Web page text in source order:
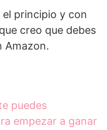
principio y con
creo que debes
Amazon.
puedes
empezar a ganar